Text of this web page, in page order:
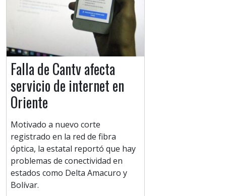
Falla de Cantv afecta
servicio de internet en
Oriente
Motivado a nuevo corte
registrado en la red de fibra
óptica, la estatal reportó que hay
problemas de conectividad en
estados como Delta Amacuro y
Bolívar.